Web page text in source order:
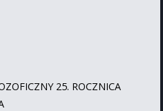
25. ROCZNICA